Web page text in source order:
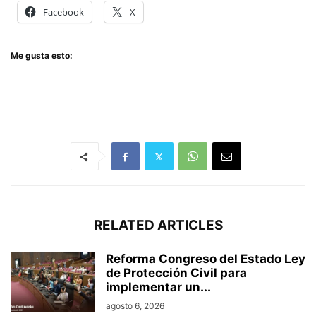
Facebook X
Me gusta esto:
RELATED ARTICLES
Reforma Congreso del Estado Ley
de Protección Civil para
implementar un...
agosto 6, 2026